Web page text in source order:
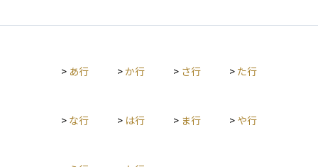
産の取り崩しを抑えるという意味でも、資産運用と補完的な関
> あ行 >か行 > さ行 > た行
> な行 > は行 > ま行 > や行